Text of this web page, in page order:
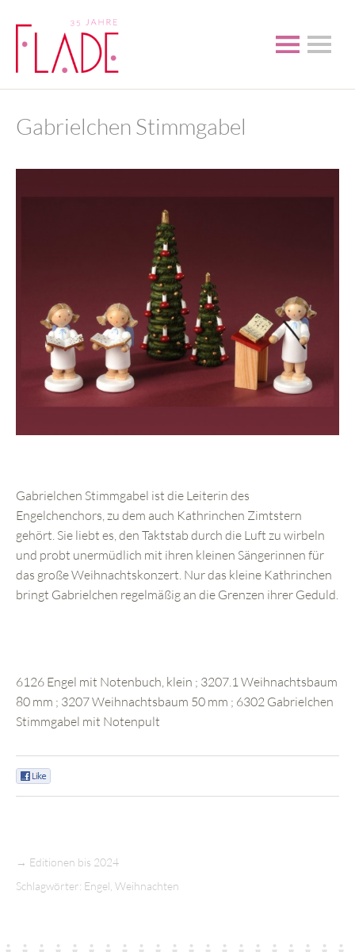
Gabrielchen Stimmgabel
Gabrielchen Stimmgabel ist die Leiterin des
Engelchenchors, zu dem auch Kathrinchen Zimtstern
gehört. Sie liebt es, den Taktstab durch die Luft zu wirbeln
und probt unermüdlich mit ihren kleinen Sängerinnen für
das große Weihnachtskonzert. Nur das kleine Kathrinchen
bringt Gabrielchen regelmäßig an die Grenzen ihrer Geduld.
6126 Engel mit Notenbuch, klein ; 3207.1 Weihnachtsbaum
80 mm ; 3207 Weihnachtsbaum 50 mm ; 6302 Gabrielchen
Stimmgabel mit Notenpult
→ Editionen bis 2024
Schlagwörter: Engel Weihnachten